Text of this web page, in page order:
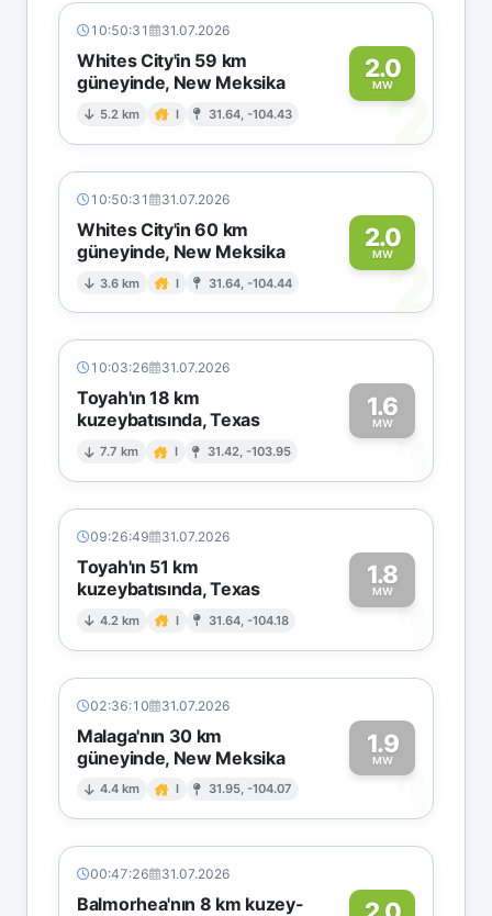
10:50:31 31.07.2026
Whites City'in 59 km
güneyinde, New Meksika
5.2 km I 31.64, -104.43
2.0
MW
2
10:50:31 31.07.2026
Whites City'in 60 km
güneyinde, New Meksika
3.6 km I 31.64, -104.44
2.0
MW2
10:03:26 31.07.2026
Toyah'ın 18 km
kuzeybatısında, Texas
7.7 km I 31.42, -103.95
1.6
MW1
09:26:49 31.07.2026
Toyah'ın 51 km
kuzeybatısında, Texas
4.2 km I 31.64, -104.18
1.8
MW1
02:36:10 31.07.2026
Malaga'nın 30 km
güneyinde, New Meksika
4.4 km I 31.95, -104.07
1.9
MW1
00:47:26 31.07.2026
Balmorhea'nın 8 km kuzey-